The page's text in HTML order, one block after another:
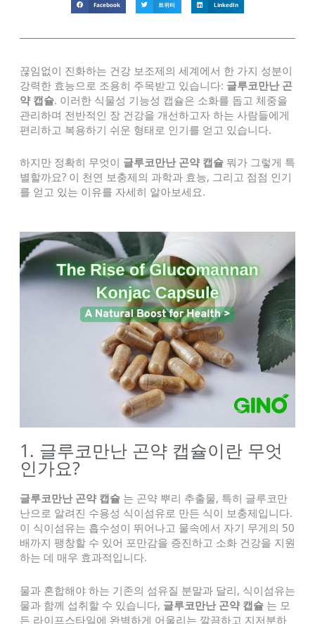
Facebook 트위터 LinkedIn
끊임없이 진화하는 건강 보조제의 세계에서 한 가지 성분이
강력한 효능으로 조용히 주목받고 있습니다: 글루코만난 곤
약 캡슐. 이러한 식물성 기능성 캡슐은 소화를 돕고 체중을
관리하며 전반적인 장 건강을 개선하고자 하는 사람들에게
편리하고 복용하기 쉬운 형태로 인기를 얻고 있습니다.
하지만 정확히 무엇이 글루코만난 곤약 캡슐 뭐가 그렇게 특
별할까요? 이 천연 보충제의 과학과 효능, 그리고 점점 인기
를 얻고 있는 이유를 자세히 알아보세요.
1. 글루코만난 곤약 캡슐이란 무엇
인가요?
글루코만난 곤약 캡슐 는 곤약 뿌리 추출물, 특히 글루코만
난으로 알려진 수용성 식이섬유로 만든 식이 보충제입니다.
이 식이섬유는 흡수성이 뛰어나고 물속에서 자기 무게의 50
배까지 팽창할 수 있어 포만감을 증진하고 소화 건강을 지원
하는 데 매우 효과적입니다.
물과 혼합해야 하는 기존의 섬유질 분말과 달리, 식이섬유는
물과 함께 섭취할 수 있습니다, 글루코만난 곤약 캡슐 는 모
든 라이프스타일에 완벽하게 어울리는 깔끔하고 지저분하